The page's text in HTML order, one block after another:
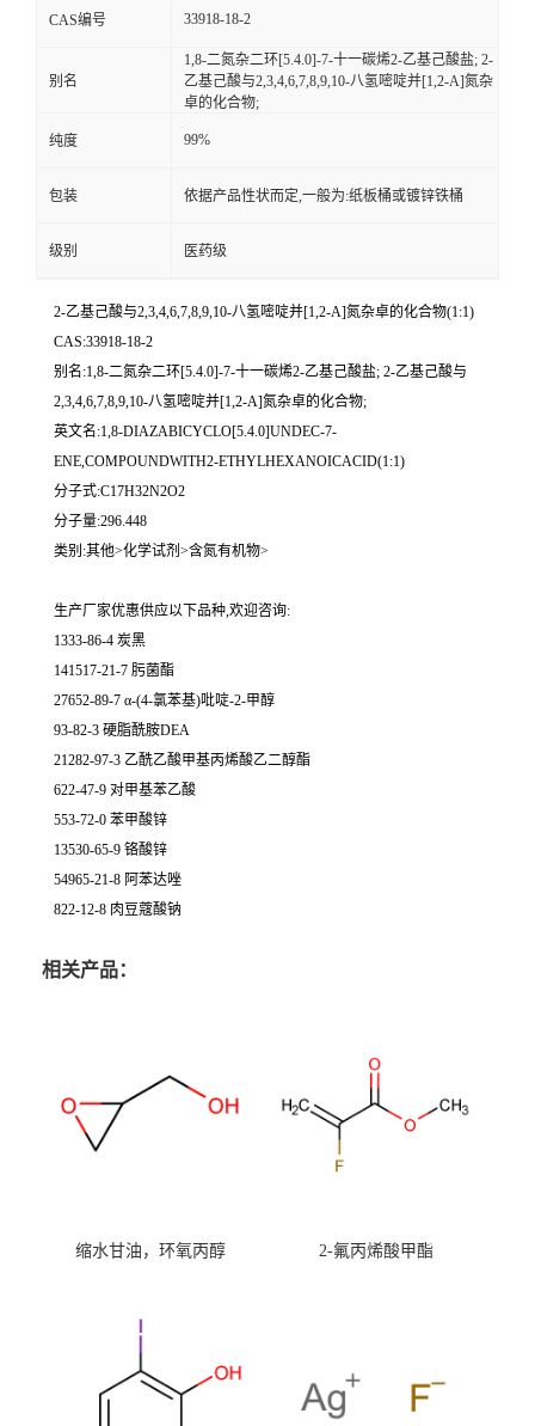
CAS编号 33918-18-2
别名
1,8-二氮杂二环[5.4.0]-7-十一碳烯2-乙基己酸盐; 2-
乙基己酸与2,3,4,6,7,8,9,10-八氢嘧啶并[1,2-A]氮杂
卓的化合物;
纯度 99%
包装 依据产品性状而定,一般为:纸板桶或镀锌铁桶
级别 医药级
2-乙基己酸与2,3,4,6,7,8,9,10-八氢嘧啶并[1,2-A]氮杂卓的化合物(1:1)
CAS:33918-18-2
别名:1,8-二氮杂二环[5.4.0]-7-十一碳烯2-乙基己酸盐; 2-乙基己酸与
2,3,4,6,7,8,9,10-八氢嘧啶并[1,2-A]氮杂卓的化合物;
英文名:1,8-DIAZABICYCLO[5.4.0]UNDEC-7-
ENE,COMPOUNDWITH2-ETHYLHEXANOICACID(1:1)
分子式:C17H32N2O2
分子量:296.448
类别:其他>化学试剂>含氮有机物>
生产厂家优惠供应以下品种,欢迎咨询:
1333-86-4 炭黑
141517-21-7 肟菌酯
27652-89-7 α-(4-氯苯基)吡啶-2-甲醇
93-82-3 硬脂酰胺DEA
21282-97-3 乙酰乙酸甲基丙烯酸乙二醇酯
622-47-9 对甲基苯乙酸
553-72-0 苯甲酸锌
13530-65-9 铬酸锌
54965-21-8 阿苯达唑
822-12-8 肉豆蔻酸钠
相关产品：
缩水甘油，环氧丙醇 2-氟丙烯酸甲酯